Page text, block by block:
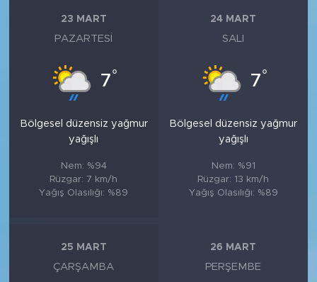
23 MART
PAZARTESI
7°
Bölgesel düzensiz yağmur
yağışlı
Nem: %94
Rüzgar: 7 km/h
Yağış Olasılığı: %89
24 MART
SALI
7°
Bölgesel düzensiz yağmur
yağışlı
Nem: %91
Rüzgar: 13 km/h
Yağış Olasılığı: %89
25 MART
ÇARŞAMBA
26 MART
PERŞEMBE